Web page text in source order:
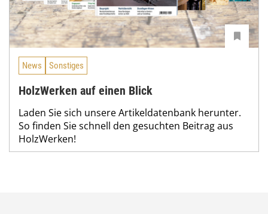
News Sonstiges
HolzWerken auf einen Blick
Laden Sie sich unsere Artikeldatenbank herunter.
So finden Sie schnell den gesuchten Beitrag aus
HolzWerken!